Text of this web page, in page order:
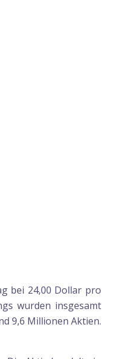
bei 24,00 Dollar pro
wurden insgesamt
9,6 Millionen Aktien.